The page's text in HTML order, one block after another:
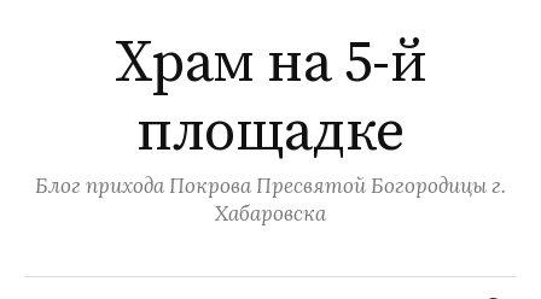
содержимомуХрам на 5-й
площадке
Блог прихода Покрова Пресвятой Богородицы г.
Хабаровска
Найти: